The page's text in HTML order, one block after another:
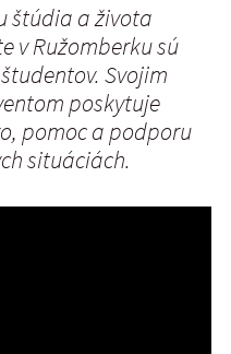
štúdia a života
v Ružomberku sú
Svojim
poskytuje
pomoc a podporu
situáciách.